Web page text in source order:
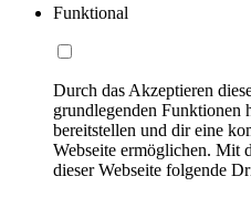
Funktional
Durch das Akzeptieren
grundlegenden Funktionen
bereitstellen und dir eine
Webseite ermöglichen. Mit
dieser Webseite folgende